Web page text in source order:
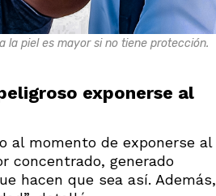
la piel es mayor si no tiene protección.
exponerse al
al momento de exponerse al
concentrado, generado
hacen que sea así. Además,